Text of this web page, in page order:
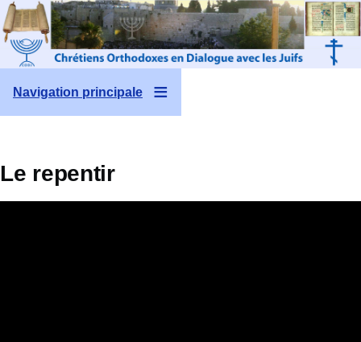
Aller au contenu principal
Navigation principale
Le repentir